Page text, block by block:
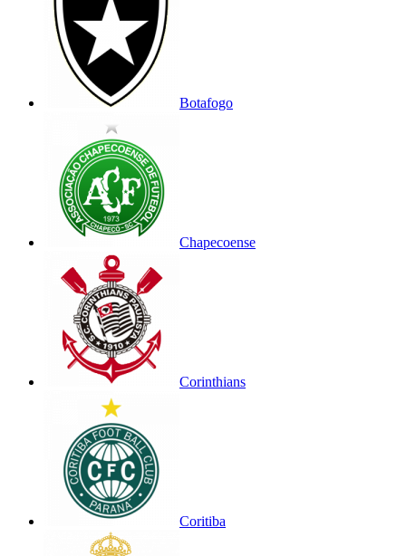
Botafogo
Chapecoense
Corinthians
Coritiba